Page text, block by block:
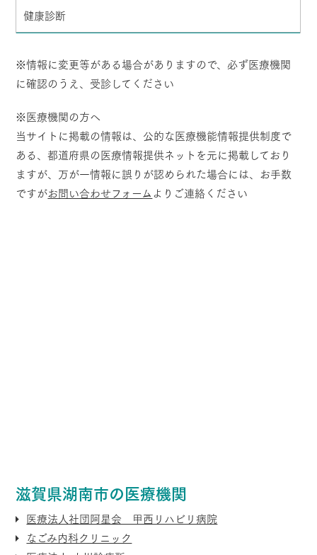
健康診断
※情報に変更等がある場合がありますので、必ず医療機関
に確認のうえ、受診してください
※医療機関の方へ
当サイトに掲載の情報は、公的な医療機能情報提供制度で
ある、都道府県の医療情報提供ネットを元に掲載しており
ますが、万が一情報に誤りが認められた場合には、お手数
ですがお問い合わせフォームよりご連絡ください
滋賀県湖南市の医療機関
医療法人社団阿星会 甲西リハビリ病院
なごみ内科クリニック